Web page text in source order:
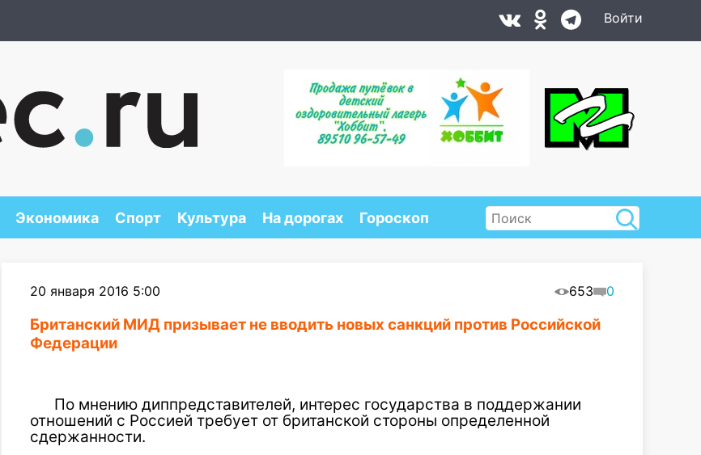
Войти
Экономика Спорт Культура На дорогах Гороскоп
20 января 2016 5:00 653 0
Британский МИД призывает не вводить новых санкций против Российской
Федерации
По мнению диппредставителей, интерес государства в поддержании
отношений с Россией требует от британской стороны определенной
сдержанности.